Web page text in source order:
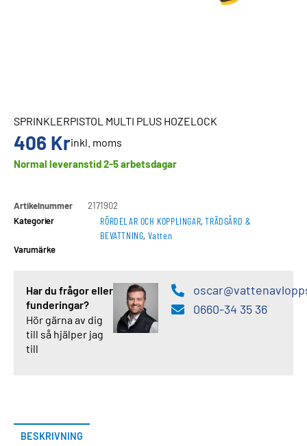
SPRINKLERPISTOL MULTI PLUS HOZELOCK
406 Krinkl. moms
Normal leveranstid 2-5 arbetsdagar
Artikelnummer
2171902
Kategorier
RÖRDELAR OCH KOPPLINGAR,TRÄDGÅRD &
BEVATTNING, Vatten
Varumärke
Har du frågor eller
funderingar?
Hör gärna av dig
till så hjälper jag
till
0660-34 35 36
BESKRIVNING